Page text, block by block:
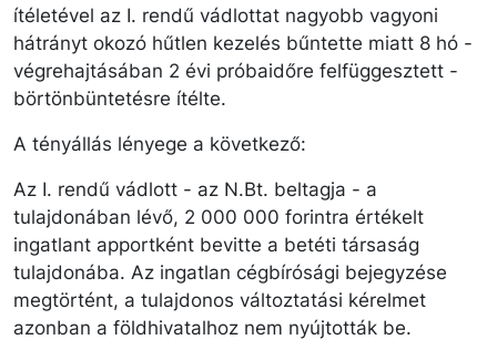
ítéletével az I. rendű vádlottat nagyobb vagyoni
hátrányt okozó hűtlen kezelés bűntette miatt 8 hó -
végrehajtásában 2 évi próbaidőre felfüggesztett -
börtönbüntetésre ítélte.
A tényállás lényege a következő:
Az I. rendű vádlott - az N.Bt. beltagja - a
tulajdonában lévő, 2 000 000 forintra értékelt
ingatlant apportként bevitte a betéti társaság
tulajdonába. Az ingatlan cégbírósági bejegyzése
megtörtént, a tulajdonos változtatási kérelmet
azonban a földhivatalhoz nem nyújtották be.